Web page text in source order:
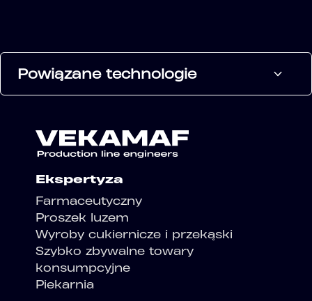
Powiązane technologie
Ekspertyza
Farmaceutyczny
Proszek luzem
Wyroby cukiernicze i przekąski
Szybko zbywalne towary
konsumpcyjne
Piekarnia